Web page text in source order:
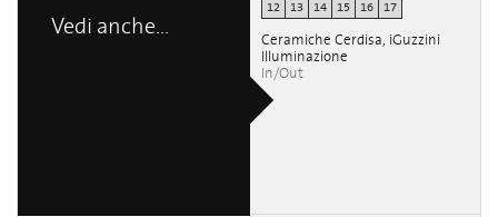
Vedi anche...
12 13 14 15 16 17
Ceramiche Cerdisa, iGuzzini
Illuminazione
In/Out